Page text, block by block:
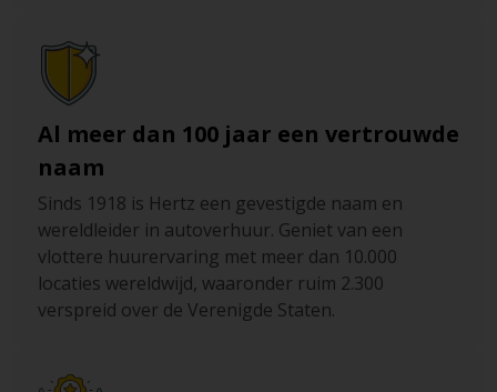
Al meer dan 100 jaar een vertrouwde
naam
Sinds 1918 is Hertz een gevestigde naam en
wereldleider in autoverhuur. Geniet van een
vlottere huurervaring met meer dan 10.000
locaties wereldwijd, waaronder ruim 2.300
verspreid over de Verenigde Staten.